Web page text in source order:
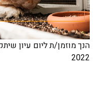
2022